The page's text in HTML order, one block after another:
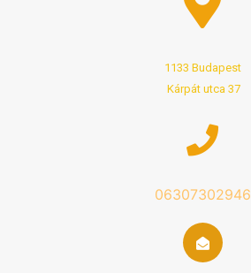
1133 Budapest
Kárpát utca 37
06307302946